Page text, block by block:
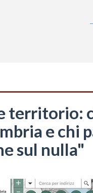
territorio:
e chi
sul nulla"